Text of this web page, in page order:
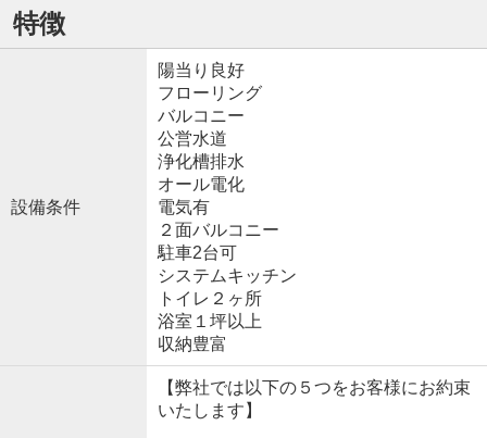
特徴
設備条件
陽当り良好
フローリング
バルコニー
公営水道
浄化槽排水
オール電化
電気有
２面バルコニー
駐車2台可
システムキッチン
トイレ２ヶ所
浴室１坪以上
収納豊富
【弊社では以下の５つをお客様にお約束
いたします】